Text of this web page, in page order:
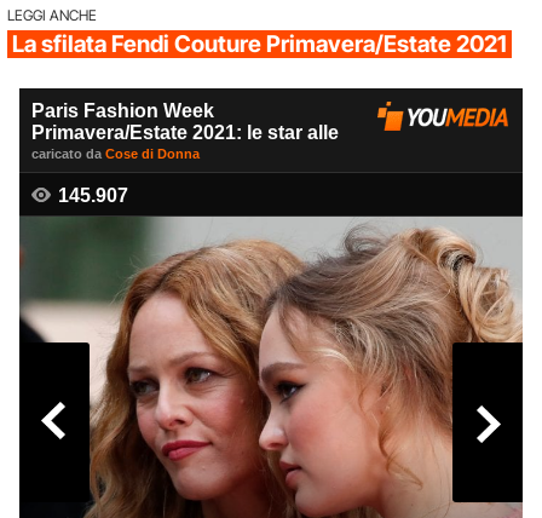
LEGGI ANCHE
La sfilata Fendi Couture Primavera/Estate 2021